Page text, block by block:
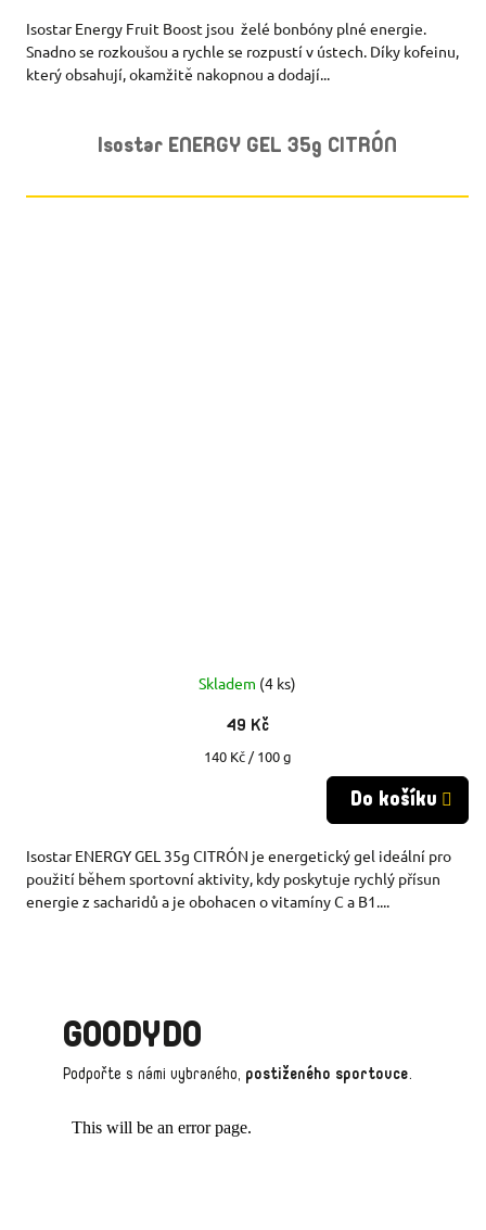
Isostar Energy Fruit Boost jsou želé bonbóny plné energie.
Snadno se rozkoušou a rychle se rozpustí v ústech. Díky kofeinu,
který obsahují, okamžitě nakopnou a dodají...
Isostar ENERGY GEL 35g CITRÓN
Skladem (4 ks)
49 Kč
Měrná
140 Kč / 100 g
Do košíku
Isostar ENERGY GEL 35g CITRÓN je energetický gel ideální pro
použití během sportovní aktivity, kdy poskytuje rychlý přísun
energie z sacharidů a je obohacen o vitamíny C a B1....
GOODYDO
Podpořte s námi vybraného, postiženého sportovce.